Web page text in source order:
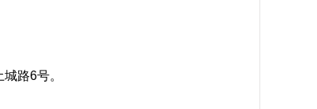
路6号。